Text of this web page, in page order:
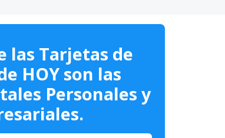
las Tarjetas de
HOY son las
Personales y